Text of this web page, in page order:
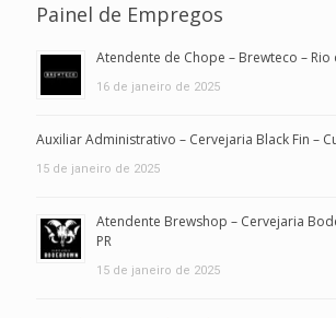
Painel de Empregos
Atendente de Chope – Brewteco – Rio
16 de janeiro de 2025
Auxiliar Administrativo – Cervejaria Black Fin –
15 de janeiro de 2025
Atendente Brewshop – Cervejaria
PR
15 de janeiro de 2025